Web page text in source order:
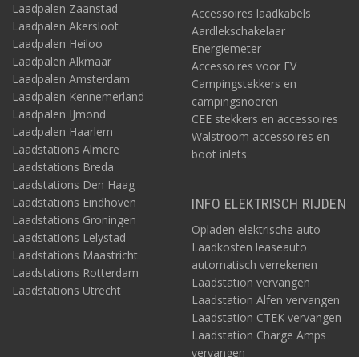
Laadpalen Zaanstad
Laadpalen Akersloot
Laadpalen Heiloo
Laadpalen Alkmaar
Laadpalen Amsterdam
Laadpalen Kennemerland
Laadpalen IJmond
Laadpalen Haarlem
Laadstations Almere
Laadstations Breda
Laadstations Den Haag
Laadstations Eindhoven
Laadstations Groningen
Laadstations Lelystad
Laadstations Maastricht
Laadstations Rotterdam
Laadstations Utrecht
Accessoires laadkabels
Aardlekschakelaar
Energiemeter
Accessoires voor EV
Campingstekkers en
campingsnoeren
CEE stekkers en accessoires
Walstroom accessoires en
boot inlets
INFO ELEKTRISCH RIJDEN
Opladen elektrische auto
Laadkosten leaseauto
automatisch verrekenen
Laadstation vervangen
Laadstation Alfen vervangen
Laadstation CTEK vervangen
Laadstation Charge Amps
vervangen